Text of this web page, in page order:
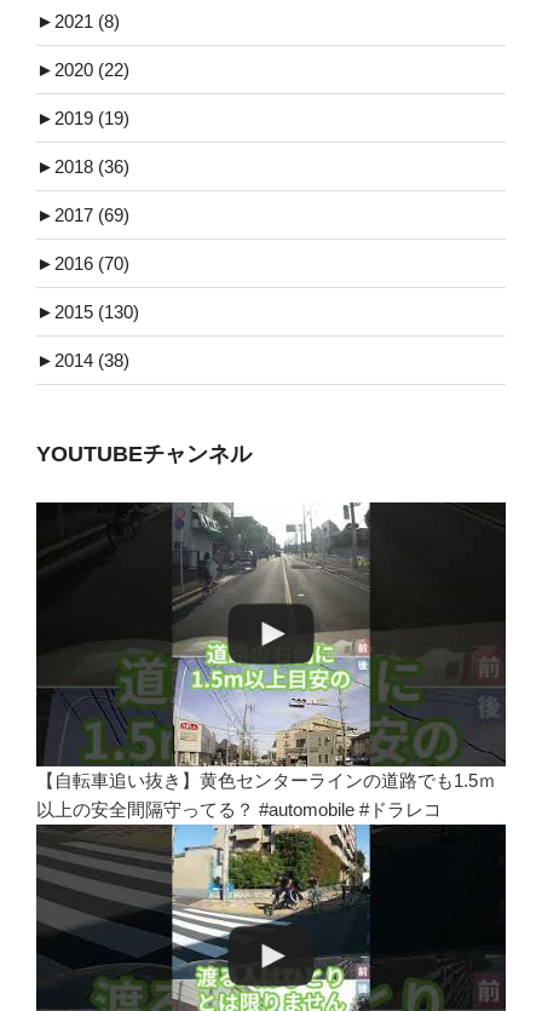
► 2021 (8)
► 2020 (22)
► 2019 (19)
► 2018 (36)
► 2017 (69)
► 2016 (70)
► 2015 (130)
► 2014 (38)
YOUTUBEチャンネル
【自転車追い抜き】黄色センターラインの道路でも1.5ｍ
以上の安全間隔守ってる？ #automobile #ドラレコ